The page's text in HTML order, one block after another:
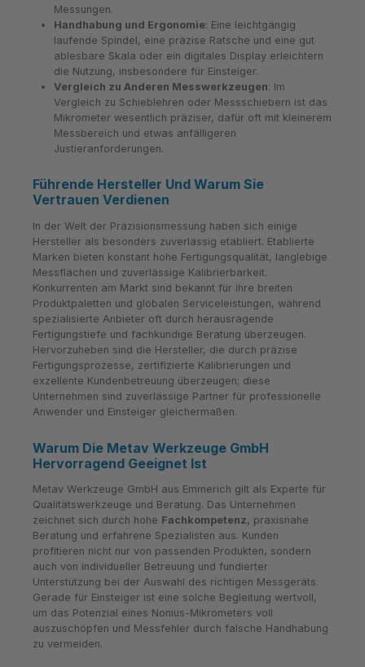
Messungen.
Handhabung und Ergonomie: Eine leichtgängig
laufende Spindel, eine präzise Ratsche und eine gut
ablesbare Skala oder ein digitales Display erleichtern
die Nutzung, insbesondere für Einsteiger.
Vergleich zu Anderen Messwerkzeugen: Im
Vergleich zu Schieblehren oder Messschiebern ist das
Mikrometer wesentlich präziser, dafür oft mit kleinerem
Messbereich und etwas anfälligeren
Justieranforderungen.
Führende Hersteller Und Warum Sie
Vertrauen Verdienen
In der Welt der Präzisionsmessung haben sich einige
Hersteller als besonders zuverlässig etabliert. Etablierte
Marken bieten konstant hohe Fertigungsqualität, langlebige
Messflächen und zuverlässige Kalibrierbarkeit.
Konkurrenten am Markt sind bekannt für ihre breiten
Produktpaletten und globalen Serviceleistungen, während
spezialisierte Anbieter oft durch herausragende
Fertigungstiefe und fachkundige Beratung überzeugen.
Hervorzuheben sind die Hersteller, die durch präzise
Fertigungsprozesse, zertifizierte Kalibrierungen und
exzellente Kundenbetreuung überzeugen; diese
Unternehmen sind zuverlässige Partner für professionelle
Anwender und Einsteiger gleichermaßen.
Warum Die Metav Werkzeuge GmbH
Hervorragend Geeignet Ist
Metav Werkzeuge GmbH aus Emmerich gilt als Experte für
Qualitätswerkzeuge und Beratung. Das Unternehmen
zeichnet sich durch hohe Fachkompetenz, praxisnahe
Beratung und erfahrene Spezialisten aus. Kunden
profitieren nicht nur von passenden Produkten, sondern
auch von individueller Betreuung und fundierter
Unterstützung bei der Auswahl des richtigen Messgeräts.
Gerade für Einsteiger ist eine solche Begleitung wertvoll,
um das Potenzial eines Nonius-Mikrometers voll
auszuschöpfen und Messfehler durch falsche Handhabung
zu vermeiden.